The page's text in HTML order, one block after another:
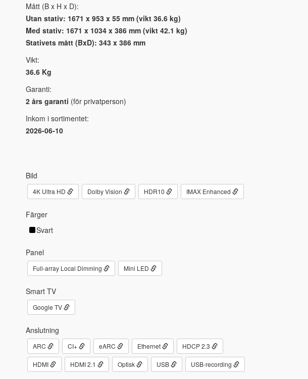
Mått (B x H x D):
Utan stativ: 1671 x 953 x 55 mm (vikt 36.6 kg)
Med stativ: 1671 x 1034 x 386 mm (vikt 42.1 kg)
Stativets mått (BxD): 343 x 386 mm
Vikt:
36.6 Kg
Garanti:
2 års garanti (för privatperson)
Inkom i sortimentet:
2026-06-10
Bild
4K Ultra HD Dolby Vision HDR10 IMAX Enhanced
Färger
Svart
Panel
Full-array Local Dimming Mini LED
Smart TV
Google TV
Anslutning
ARC CI+ eARC Ethernet HDCP 2.3
HDMI HDMI 2.1 Optisk USB USB-recording